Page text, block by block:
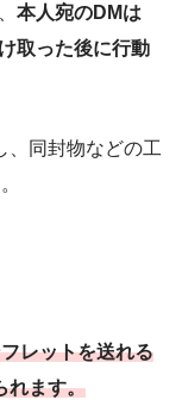
本人宛のDMは
取った後に行動
、同封物などの工
レットを送れる
れます。